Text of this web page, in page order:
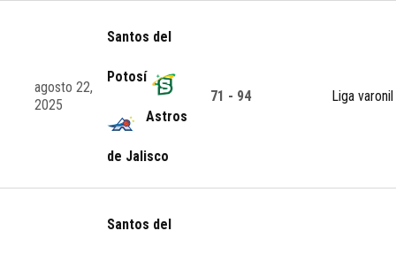
agosto 22,
2025
Santos del
Potosí
Astros
de Jalisco
71 - 94 Liga varonil
Santos del